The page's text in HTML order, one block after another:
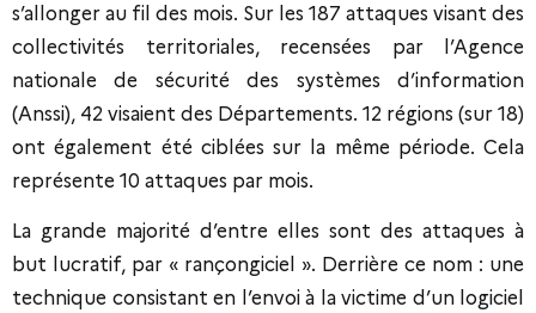
s’allonger au fil des mois. Sur les 187 attaques visant des
collectivités territoriales, recensées par l’Agence
nationale de sécurité des systèmes d’information
(Anssi), 42 visaient des Départements. 12 régions (sur 18)
ont également été ciblées sur la même période. Cela
représente 10 attaques par mois.
La grande majorité d’entre elles sont des attaques à
but lucratif, par « rançongiciel ». Derrière ce nom : une
technique consistant en l’envoi à la victime d’un logiciel